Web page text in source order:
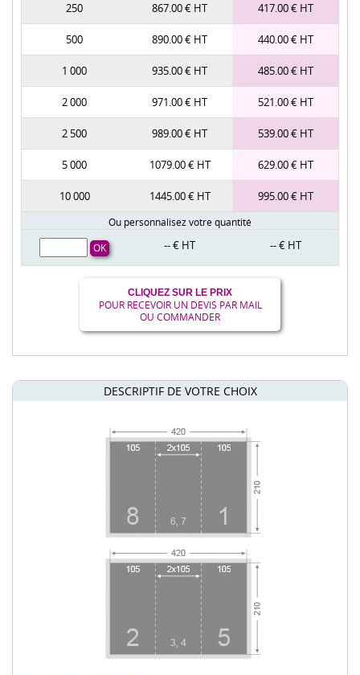
250 867.00 € HT 417.00 € HT
500 890.00 € HT 440.00 € HT
1 000 935.00 € HT 485.00 € HT
2 000 971.00 € HT 521.00 € HT
2 500 989.00 € HT 539.00 € HT
5 000 1079.00 € HT 629.00 € HT
10 000 1445.00 € HT 995.00 € HT
Ou personnalisez votre quantité
-- € HT -- € HT
CLIQUEZ SUR LE PRIX
POUR RECEVOIR UN DEVIS PAR MAIL
OU COMMANDER
DESCRIPTIF DE VOTRE CHOIX